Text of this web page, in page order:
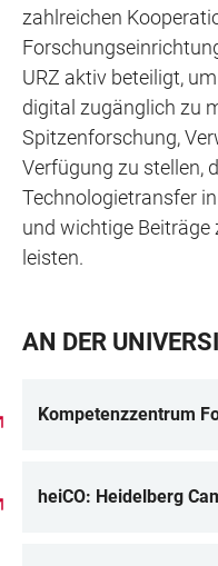
zahlreichen
URZ aktiv beteiligt,
digital zugänglich zu
Spitzenforschung,
Verfügung zu stellen,
Technologietransfer
und wichtige Beiträge
leisten.
AN DER
Kompetenzzentrum
heiCO: Heidelberg